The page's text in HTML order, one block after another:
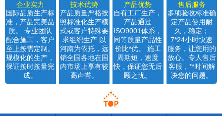
企业实力
国际品质生产标
准，产品完美品
质。 专业团队
配合施工，客户
至上按需定制。
规模化的生产，
保证按时按量完
成。
技术优势
产品质量严格按
照标准化生产模
式或客户特殊要
求组织生产 以
河南为依托，远
销全国各地在国
内市场上享有较
高声誉。
产品优势
自有工厂生产，
产品通过
ISO9001体系，
同等质量产品性
价比*优。 施工
周期短，速度
快，保证您无后
顾之忧。
售后服务
多项验收标准确
定产品使用耐
久，稳定；
7*24小时快速
服务，让您用的
放心。专人售后
客服，**时间解
决您的问题。